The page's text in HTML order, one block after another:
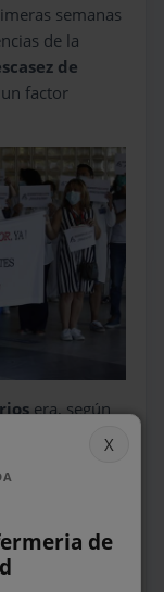
semanas
de la
de
factor
era, según
y las
riesgo, y ha
de lode